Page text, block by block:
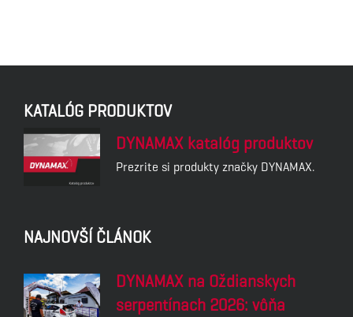
KATALÓG PRODUKTOV
DYNAMAX katalóg produktov
Prezrite si produkty značky DYNAMAX.
NAJNOVŠÍ ČLÁNOK
DYNAMAX na Oždianskych
serpentínach 2026: vôňa